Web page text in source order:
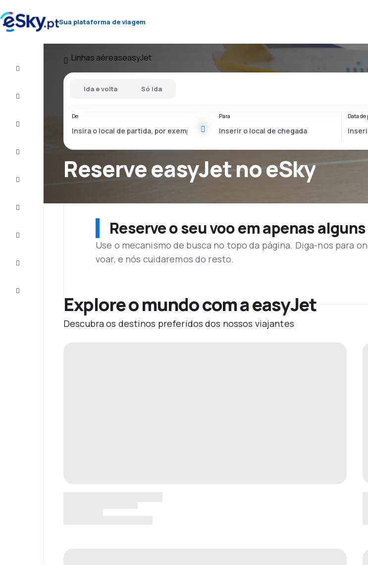
Sua plataforma de viagem
Linhas aéreaseasyJet
Reserve easyJet no eSky
Ida e volta Só ida
De Para Data de
Reserve o seu voo em apenas
Use o mecanismo de busca no topo da página. Diga-nos para
voar, e nós cuidaremos do resto.
Explore o mundo com a easyJet
Descubra os destinos preferidos dos nossos viajantes